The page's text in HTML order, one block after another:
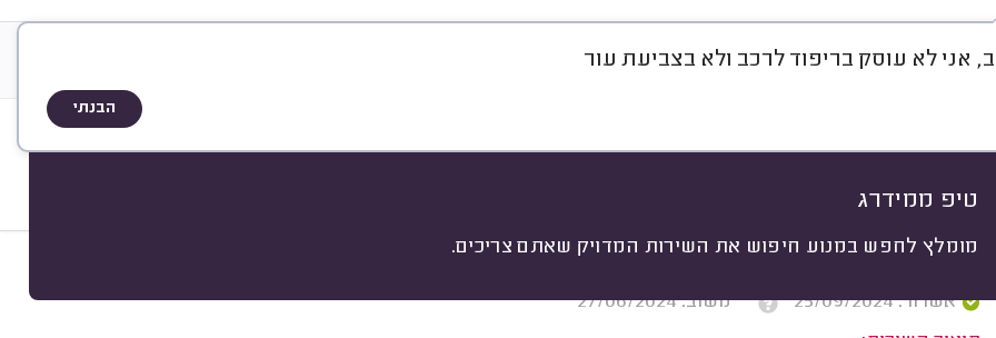
אני לא עוסק בריפוד לרכב ולא בצביעת עור
הבנתי
טיפ ממידרג
מומלץ לחפש במנוע חיפוש את השירות המדויק שאתם צריכים.
חוות דעת ממוצע גלריה
סוג הרהיט
אשרור: 25/09/2024
משוב: 27/06/2024